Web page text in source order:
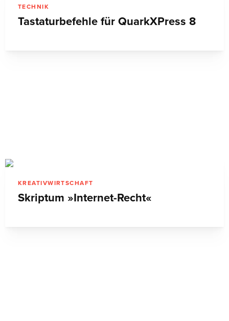
TECHNIK
Tastaturbefehle für QuarkXPress 8
KREATIVWIRTSCHAFT
Skriptum »Internet-Recht«